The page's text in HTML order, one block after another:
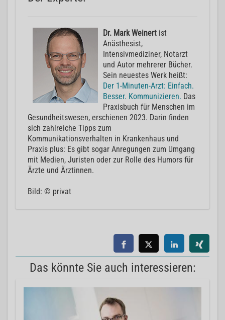
Dr. Mark Weinert ist
Anästhesist,
Intensivmediziner, Notarzt
und Autor mehrerer Bücher.
Sein neuestes Werk heißt:
Der 1-Minuten-Arzt: Einfach.
Besser. Kommunizieren. Das
Praxisbuch für Menschen im
Gesundheitswesen, erschienen 2023. Darin finden
sich zahlreiche Tipps zum
Kommunikationsverhalten in Krankenhaus und
Praxis plus: Es gibt sogar Anregungen zum Umgang
mit Medien, Juristen oder zur Rolle des Humors für
Ärzte und Ärztinnen.
Bild: © privat
Das könnte Sie auch interessieren: